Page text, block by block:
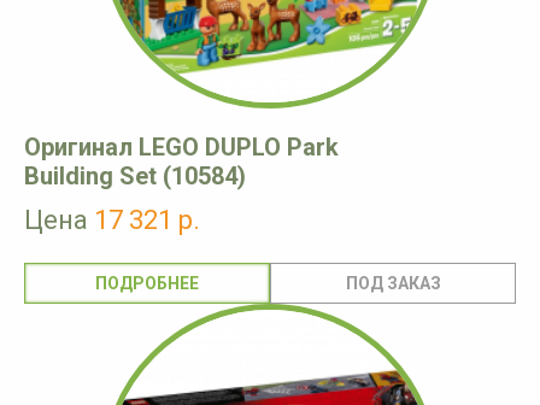
Оригинал LEGO DUPLO Park
Building Set (10584)
Цена 17 321 р.
ПОДРОБНЕЕ